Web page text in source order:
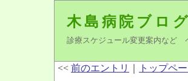
木島病院ブログ
診療スケジュール変更案内など
<< 前のエントリ トップペ